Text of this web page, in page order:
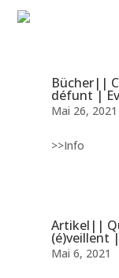
Bücher||
défunt |
Mai 26, 2021
>>Info
Artikel||
(é)veillent
Mai 6, 2021